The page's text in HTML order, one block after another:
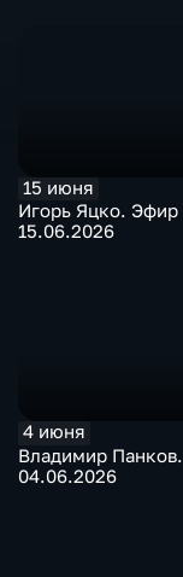
15 июня
Игорь Яцко. Эфир
15.06.2026
4 июня
Владимир
04.06.2026